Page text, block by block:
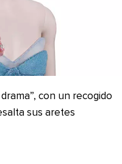
con un recogido
sus aretes